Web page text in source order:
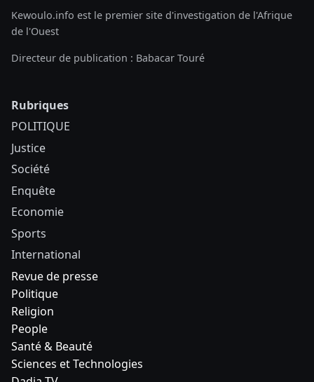
Kewoulo.info est le premier site d'investigation de l'Afrique
de l'Ouest
Directeur de publication : Babacar Touré
Rubriques
POLITIQUE
Justice
Société
Enquête
Economie
Sports
International
Revue de presse
Politique
Religion
People
Santé & Beauté
Sciences et Technologies